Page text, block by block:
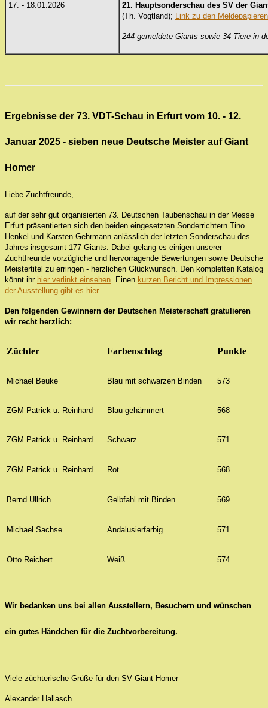
17. - 18.01.2026 21. Hauptsonderschau des SV der
(Th. Vogtland); Link zu den Meldepapieren
244 gemeldete Giants sowie 34 Tiere in
Ergebnisse der 73. VDT-Schau in Erfurt vom 10. - 12.
Januar 2025 - sieben neue Deutsche Meister auf Giant
Homer
Liebe Zuchtfreunde,
auf der sehr gut organisierten 73. Deutschen Taubenschau in der Messe
Erfurt präsentierten sich den beiden eingesetzten Sonderrichtern Tino
Henkel und Karsten Gehrmann anlässlich der letzten Sonderschau des
Jahres insgesamt 177 Giants. Dabei gelang es einigen unserer
Zuchtfreunde vorzügliche und hervorragende Bewertungen sowie Deutsche
Meistertitel zu erringen - herzlichen Glückwunsch. Den kompletten Katalog
könnt ihr hier verlinkt einsehen. Einen kurzen Bericht und Impressionen
der Ausstellung gibt es hier.
Den folgenden Gewinnern der Deutschen Meisterschaft gratulieren
wir recht herzlich:
Züchter Farbenschlag Punkte
Michael Beuke Blau mit schwarzen Binden 573
ZGM Patrick u. Reinhard Blau-gehämmert 568
ZGM Patrick u. Reinhard Schwarz 571
ZGM Patrick u. Reinhard Rot 568
Bernd Ullrich Gelbfahl mit Binden 569
Michael Sachse Andalusierfarbig 571
Otto Reichert Weiß 574
Wir bedanken uns bei allen Ausstellern, Besuchern und wünschen
ein gutes Händchen für die Zuchtvorbereitung.
Viele züchterische Grüße für den SV Giant Homer
Alexander Hallasch